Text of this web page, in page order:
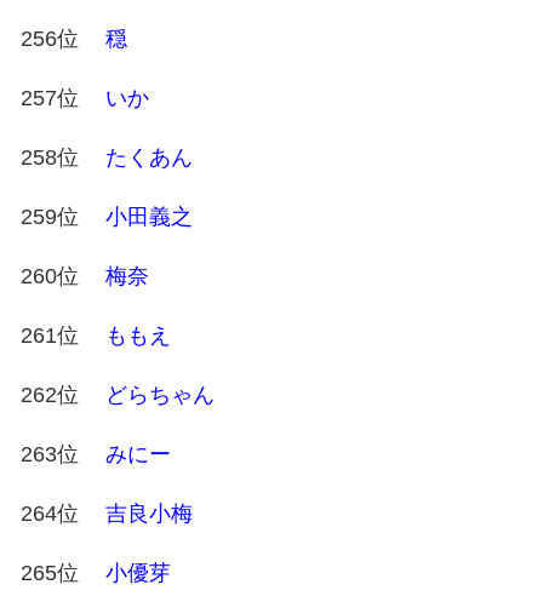
256位 穏
257位 いか
258位 たくあん
259位 小田義之
260位 梅奈
261位 ももえ
262位 どらちゃん
263位 みにー
264位 吉良小梅
265位 小優芽